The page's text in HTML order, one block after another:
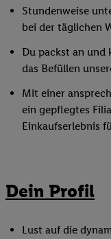
Stundenweise
bei der täglichen
Du packst an und
das Befüllen
Mit einer
ein gepflegtes
Einkaufserlebnis
Dein Profil
Lust auf die